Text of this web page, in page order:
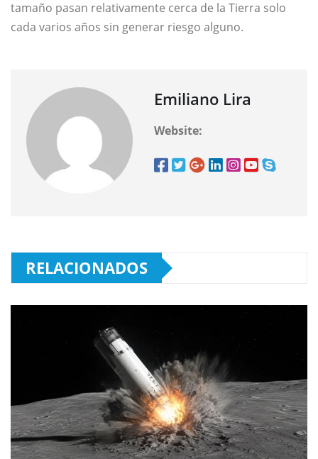
tamaño pasan relativamente cerca de la Tierra solo
cada varios años sin generar riesgo alguno.
Emiliano Lira
Website:
RELACIONADOS